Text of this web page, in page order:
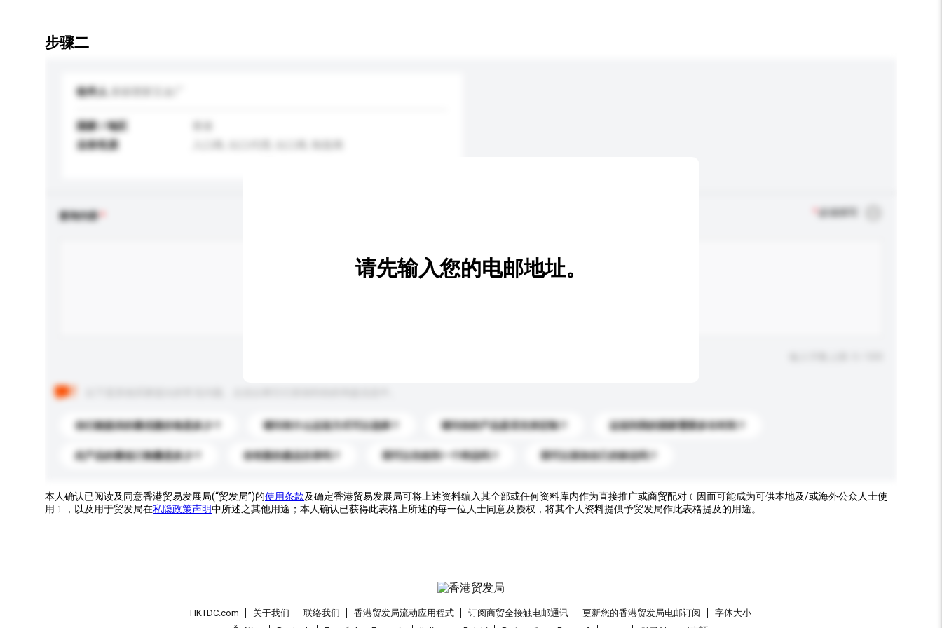
步骤二
收件人
国家 / 地区
业务性质
查询内容 必须填写
你们能提供的最优惠价格是多少？ 请问有什么运送方式可以选择？ 请问你的产品是否支持定制？ 运送到我的国家需要多长时间？
此产品的最低订购量是多少？ 你有新的產品目录吗？ 我可以先收到一个样品吗？ 我可以添加自己的标志吗？
请先输入您的电邮地址。
本人确认已阅读及同意香港贸易发展局(“贸发局”)的使用条款及确定香港贸易发展局可将上述资料编入其全部或任何资料库内作为直接推广或商贸配对﹝因而可能成为可供本地及/或海外公众人士使
用﹞，以及用于贸发局在私隐政策声明中所述之其他用途；本人确认已获得此表格上所述的每一位人士同意及授权，将其个人资料提供予贸发局作此表格提及的用途。
HKTDC.com 关于我们 联络我们 香港贸发局流动应用程式 订阅商贸全接触电邮通讯 更新您的香港贸发局电邮订阅
字体大小